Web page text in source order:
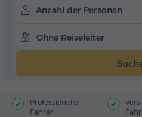
Anzahl der Personen
Ohne Reiseleiter
Professionelle
Fahrer